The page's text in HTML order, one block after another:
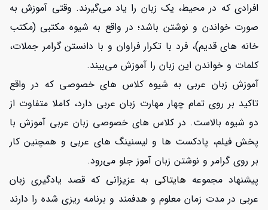
افرادی که در محیط، یک زبان را یاد می‌گیرند. وقتی آموزش به
صورت خواندن و نوشتن باشد؛ در واقع به شیوه مکتبی (مکتب
خانه های قدیم)، فرد با تکرار فراوان و با دانستن گرامر جملات،
کلمات و خواندن این زبان را آموزش می‌بیند.
آموزش زبان عربی به شیوه کلاس های خصوصی که در واقع
تاکید بر روی تمام چهار مهارت زبان عربی دارد، کاملا متفاوت از
دو شیوه بالاست. در کلاس های خصوصی زبان عربی آموزش با
پخش فیلم، پادکست ها و لیسنینگ های عربی و همچنین کار
بر روی گرامر و نوشتن زبان آموز جلو می‌رود.
پیشنهاد مجموعه هایتاکی به عزیزانی که قصد یادگیری زبان
عربی در مدت زمان معلوم و هدفمند و برنامه ریزی شده را دارند